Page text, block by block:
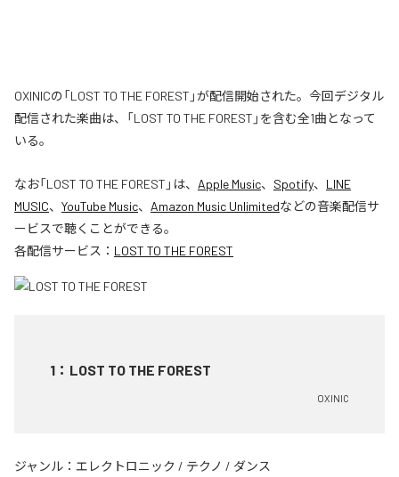
OXINICの「LOST TO THE FOREST」が配信開始された。今回デジタル
配信された楽曲は、「LOST TO THE FOREST」を含む全1曲となって
いる。
なお「LOST TO THE FOREST 」は、 Apple Music、 Spotify、 LINE
MUSIC、 YouTube Music、 Amazon Music Unlimitedなどの音楽配信サ
ービスで聴くことができる。
各配信サービス： LOST TO THE FOREST
1 ： LOST TO THE FOREST
OXINIC
ジャンル： エレクトロニック / テクノ / ダンス